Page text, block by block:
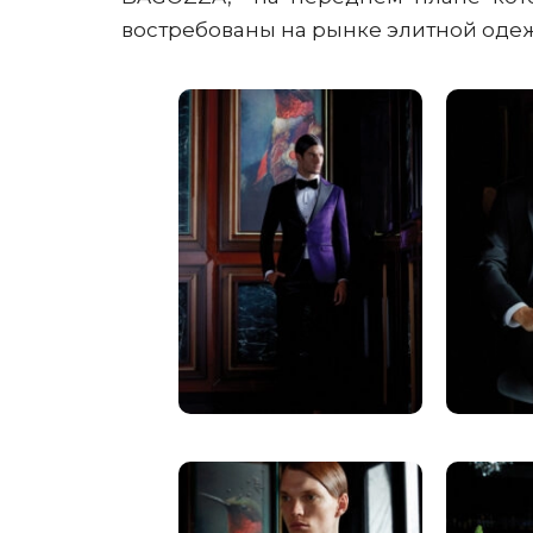
востребованы на рынке элитной